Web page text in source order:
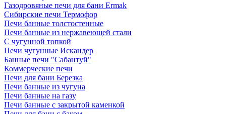
Газодровяные печи для бани Ermak
Сибирские печи Термофор
Печи банные толстостенные
Печи банные из нержавеющей стали
С чугунной топкой
Печи чугунные Искандер
Банные печи "Сабантуй"
Коммерческие печи
Печи для бани Березка
Печи банные из чугуна
Печи банные на газу
Печи банные с закрытой каменкой